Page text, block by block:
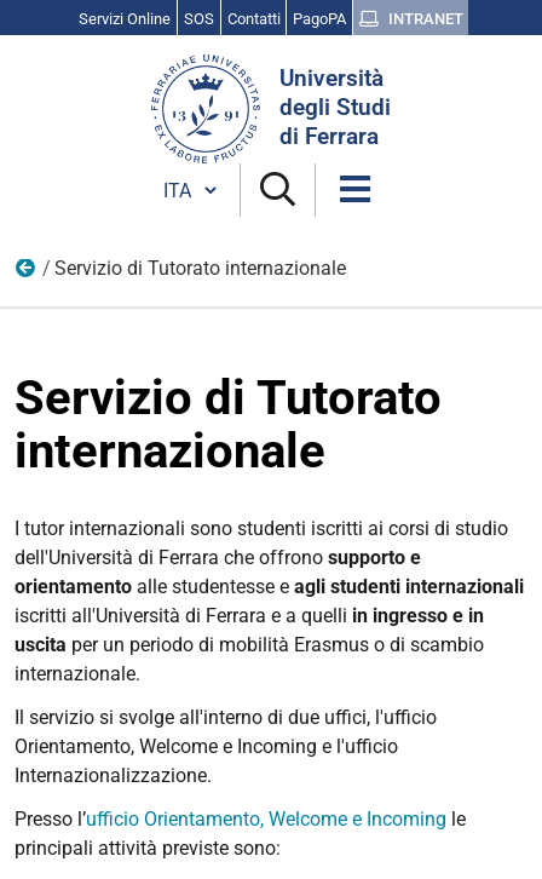
Servizi Online SOS Contatti PagoPA INTRANET
Università
degli Studi
di Ferrara
Cambia lingua
Internazionali
Servizio di Tutorato internazionale
Servizio di Tutorato
internazionale
I tutor internazionali sono studenti iscritti ai corsi di studio
dell'Università di Ferrara che offrono supporto e
orientamento alle studentesse e agli studenti internazionali
iscritti all'Università di Ferrara e a quelli in ingresso e in
uscita per un periodo di mobilità Erasmus o di scambio
internazionale.
Il servizio si svolge all'interno di due uffici, l'ufficio
Orientamento, Welcome e Incoming e l'ufficio
Internazionalizzazione.
Presso l’ufficio Orientamento, Welcome e Incoming le
principali attività previste sono: